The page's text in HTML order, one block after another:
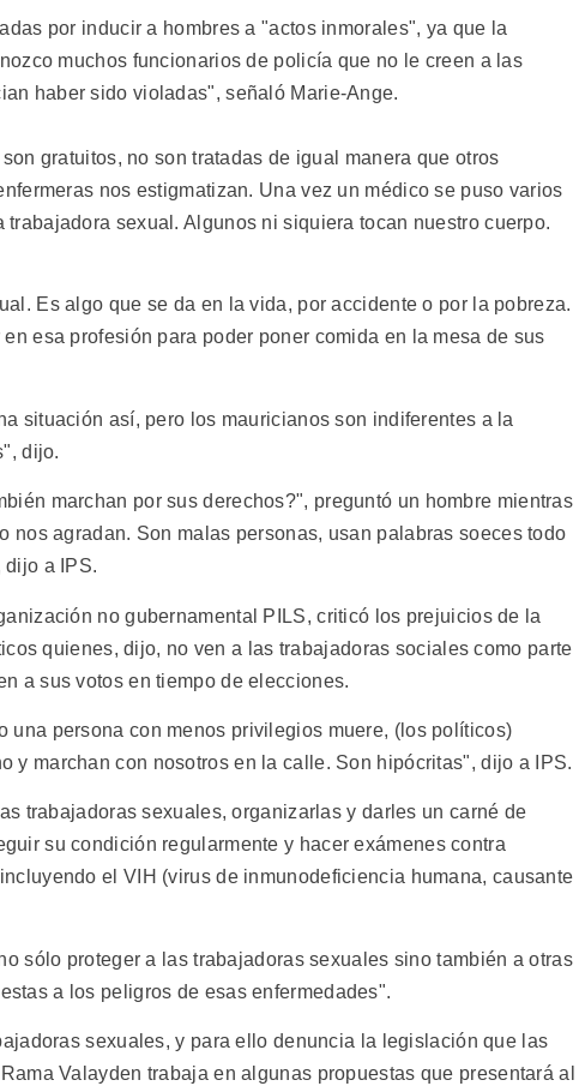
por inducir a hombres a "actos inmorales", ya que la
muchos funcionarios de policía que no le creen a las
haber sido violadas", señaló Marie-Ange.
gratuitos, no son tratadas de igual manera que otros
nos estigmatizan. Una vez un médico se puso varios
sexual. Algunos ni siquiera tocan nuestro cuerpo.
Es algo que se da en la vida, por accidente o por la pobreza.
esa profesión para poder poner comida en la mesa de sus
situación así, pero los mauricianos son indiferentes a la
dijo.
marchan por sus derechos?", preguntó un hombre mientras
nos agradan. Son malas personas, usan palabras soeces todo
dijo a IPS.
no gubernamental PILS, criticó los prejuicios de la
quienes, dijo, no ven a las trabajadoras sociales como parte
a sus votos en tiempo de elecciones.
una persona con menos privilegios muere, (los políticos)
y marchan con nosotros en la calle. Son hipócritas", dijo a IPS.
trabajadoras sexuales, organizarlas y darles un carné de
su condición regularmente y hacer exámenes contra
el VIH (virus de inmunodeficiencia humana, causante
sólo proteger a las trabajadoras sexuales sino también a otras
a los peligros de esas enfermedades".
sexuales, y para ello denuncia la legislación que las
Valayden trabaja en algunas propuestas que presentará al